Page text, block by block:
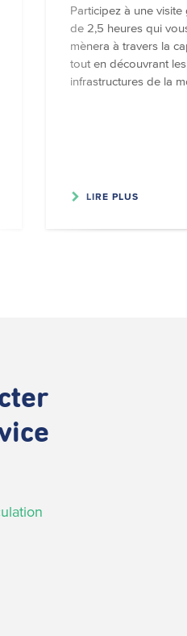
Participez à une visite
de 2,5 heures qui
mènera à travers la
tout en découvrant les
infrastructures de la
LIRE PLUS